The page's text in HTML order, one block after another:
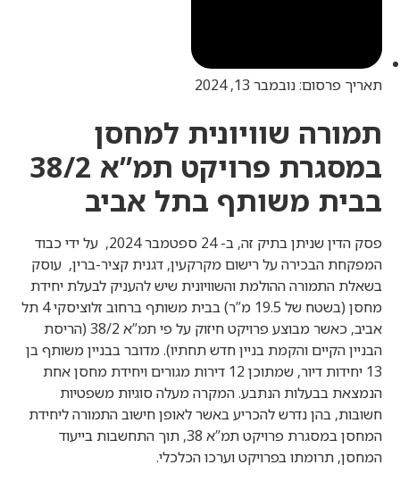
תאריך פרסום:נובמבר 13, 2024
תמורה שוויונית למחסן
במסגרת פרויקט תמ”א 38/2
בבית משותף בתל אביב
פסק הדין שניתן בתיק זה, ב- 24 ספטמבר 2024, על ידי כבוד
המפקחת הבכירה על רישום מקרקעין, דגנית קציר-ברין, עוסק
בשאלת התמורה ההולמת והשוויונית שיש להעניק לבעלת יחידת
מחסן (בשטח של 19.5 מ”ר) בבית משותף ברחוב זלוציסקי 4 תל
אביב, כאשר מבוצע פרויקט חיזוק על פי תמ”א 38/2 (הריסת
הבניין הקיים והקמת בניין חדש תחתיו). מדובר בבניין משותף בן
13 יחידות דיור, שמתוכן 12 דירות מגורים ויחידת מחסן אחת
הנמצאת בבעלות הנתבע. המקרה מעלה סוגיות משפטיות
חשובות, בהן נדרש להכריע באשר לאופן חישוב התמורה ליחידת
המחסן במסגרת פרויקט תמ”א 38, תוך התחשבות בייעוד
המחסן, תרומתו בפרויקט וערכו הכלכלי.